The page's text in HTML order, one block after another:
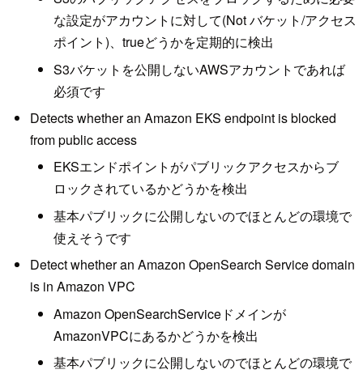
な設定がアカウントに対して(Not バケット/アクセス
ポイント)、trueどうかを定期的に検出
S3バケットを公開しないAWSアカウントであれば
必須です
Detects whether an Amazon EKS endpoint is blocked
from public access
EKSエンドポイントがパブリックアクセスからブ
ロックされているかどうかを検出
基本パブリックに公開しないのでほとんどの環境で
使えそうです
Detect whether an Amazon OpenSearch Service domain
is in Amazon VPC
Amazon OpenSearchServiceドメインが
AmazonVPCにあるかどうかを検出
基本パブリックに公開しないのでほとんどの環境で